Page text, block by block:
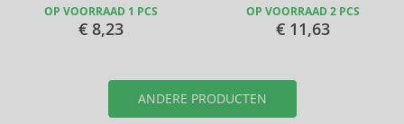
OP VOORRAAD 1 PCS
€ 8,23
OP VOORRAAD 2 PCS
€ 11,63
ANDERE PRODUCTEN